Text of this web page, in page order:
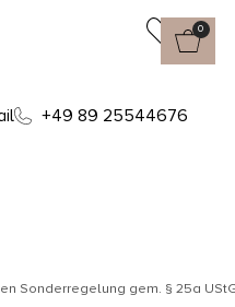
0
+49 89 25544676
MIT
Sonderregelung gem. § 25a